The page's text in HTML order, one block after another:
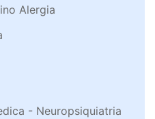
Alergia
- Neuropsiquiatria